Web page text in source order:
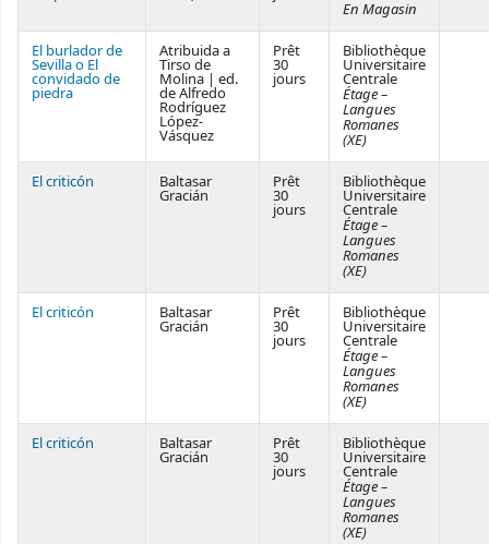
En Magasin
El burlador de
Sevilla o El
convidado de
piedra
Atribuida a
Tirso de
Molina | ed.
de Alfredo
Rodríguez
López-
Vásquez
Prêt
30
jours
Bibliothèque
Universitaire
Centrale
Étage –
Langues
Romanes
(XE)
El criticón Baltasar
Gracián
Prêt
30
jours
Bibliothèque
Universitaire
Centrale
Étage –
Langues
Romanes
(XE)
El criticón Baltasar
Gracián
Prêt
30
jours
Bibliothèque
Universitaire
Centrale
Étage –
Langues
Romanes
(XE)
El criticón Baltasar
Gracián
Prêt
30
jours
Bibliothèque
Universitaire
Centrale
Étage –
Langues
Romanes
(XE)